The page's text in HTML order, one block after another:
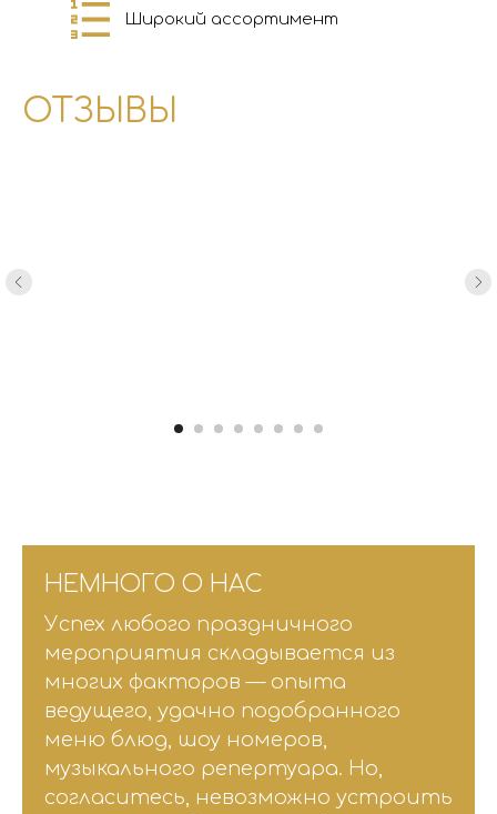
Широкий ассортимент
ОТЗЫВЫ
НЕМНОГО О НАС
Успех любого праздничного
мероприятия складывается из
многих факторов — опыта
ведущего, удачно подобранного
меню блюд, шоу номеров,
музыкального репертуара. Но,
согласитесь, невозможно устроить